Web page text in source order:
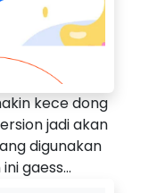
kece dong
jadi akan
digunakan
gaess...